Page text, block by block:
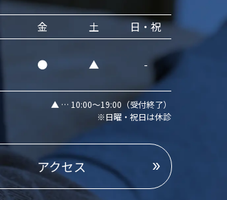
金 土 日・祝
● ▲ -
▲ … 10:00～19:00（受付終了）
※日曜・祝日は休診
アクセス